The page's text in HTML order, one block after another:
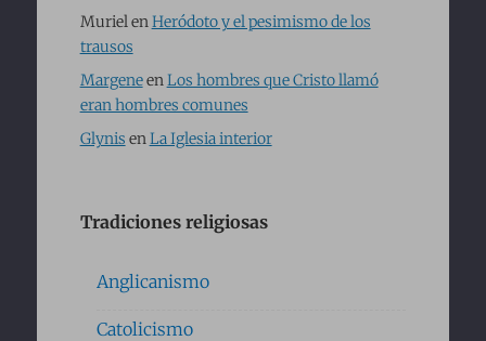
MurielenHeródoto y el pesimismo de los
trausos
MargeneenLos hombres que Cristo llamó
eran hombres comunes
Glynis enLa Iglesia interior
Tradiciones religiosas
Anglicanismo
Catolicismo